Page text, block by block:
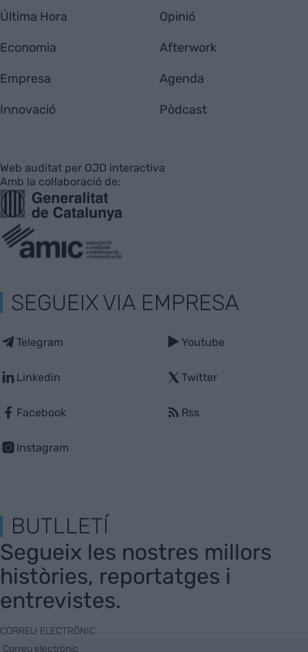
Última Hora
Economia
Empresa
Innovació
Opinió
Afterwork
Agenda
Pòdcast
Web auditat per OJD interactiva
Amb la col·laboració de:
SEGUEIX VIA EMPRESA
Telegram
Linkedin
Facebook
Instagram
Youtube
Twitter
Rss
BUTLLETÍ
Segueix les nostres millors
històries, reportatges i
entrevistes.
CORREU ELECTRÒNIC